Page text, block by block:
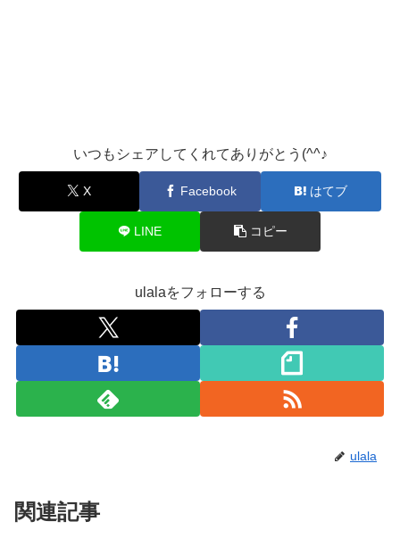
いつもシェアしてくれてありがとう(^^♪
X Facebook はてブ
LINE コピー
ulalaをフォローする
ulala
関連記事